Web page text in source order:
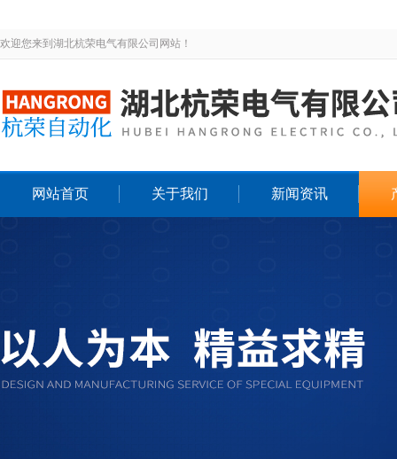
欢迎您来到湖北杭荣电气有限公司网站！
网站首页 关于我们 新闻资讯